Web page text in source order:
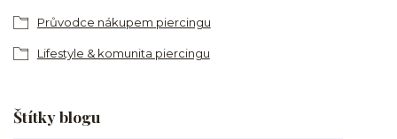
Průvodce nákupem piercingu
Lifestyle & komunita piercingu
Štítky blogu